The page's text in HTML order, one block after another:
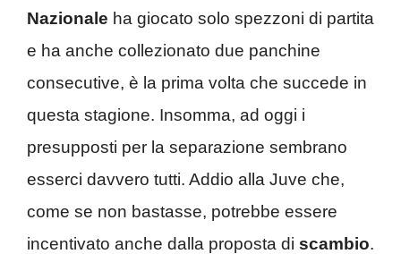
Nazionale ha giocato solo spezzoni di partita
e ha anche collezionato due panchine
consecutive, è la prima volta che succede in
questa stagione. Insomma, ad oggi i
presupposti per la separazione sembrano
esserci davvero tutti. Addio alla Juve che,
come se non bastasse, potrebbe essere
incentivato anche dalla proposta di scambio.